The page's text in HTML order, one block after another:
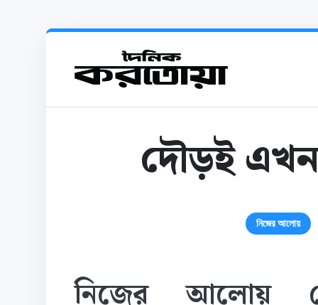
দৌড়ই
নিজের আলোয়
নিজের আলোয়